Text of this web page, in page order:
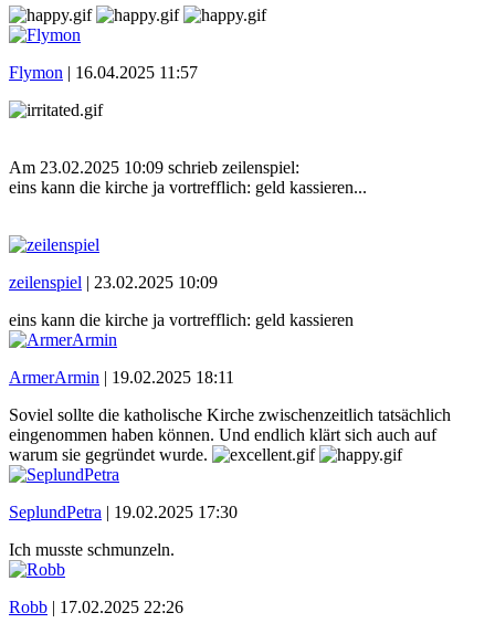
Flymon | 16.04.2025 11:57
Am 23.02.2025 10:09 schrieb zeilenspiel:
eins kann die kirche ja vortrefflich: geld kassieren...
zeilenspiel | 23.02.2025 10:09
eins kann die kirche ja vortrefflich: geld kassieren
ArmerArmin | 19.02.2025 18:11
Soviel sollte die katholische Kirche zwischenzeitlich tatsächlich
eingenommen haben können. Und endlich klärt sich auch auf
warum sie gegründet wurde.
SeplundPetra | 19.02.2025 17:30
Ich musste schmunzeln.
Robb | 17.02.2025 22:26